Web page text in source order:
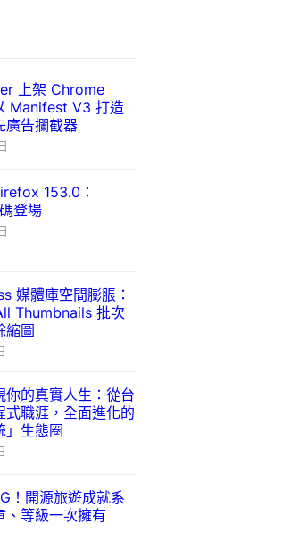
上架 Chrome
Manifest V3 打造
廣告攔截器
153.0：
登場
媒體庫空間膨脹：
Thumbnails 批次
縮圖
你的真實人生：從台
式職涯，全面進化的
」生態圈
！開源旅遊成就系
、等級一次擁有